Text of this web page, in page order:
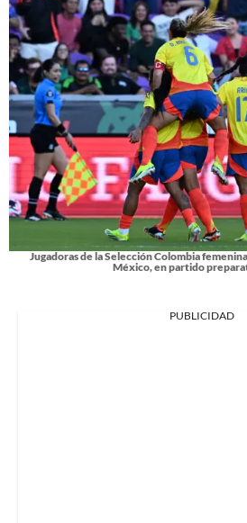
Jugadoras de la Selección Colombia
México, en partido
PUBLICIDAD